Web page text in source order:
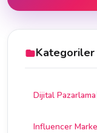
Kategoriler
Dijital Pazarlama
Influencer